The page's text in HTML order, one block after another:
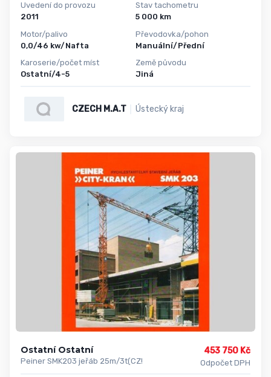
Uvedení do provozu
2011
Motor/palivo
0,0/46 kw/Nafta
Karoserie/počet míst
Ostatní/4-5
Stav tachometru
5 000 km
Převodovka/pohon
Manuální/Přední
Země původu
Jiná
CZECH M.A.T Ústecký kraj
Ostatní Ostatní
Peiner SMK203 jeřáb 25m/3t(CZ!
453 750 Kč
Odpočet DPH